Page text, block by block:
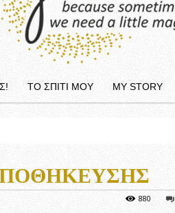
ΤΟ ΣΠΙΤΙ ΜΟΥ MY STORY
880